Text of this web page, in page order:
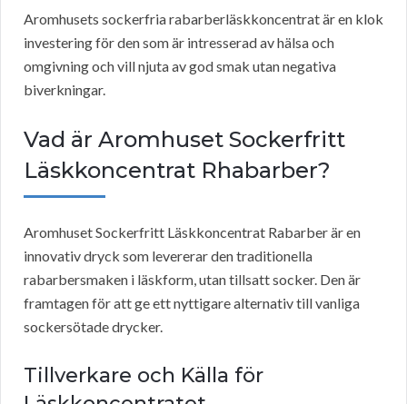
Aromhusets sockerfria rabarberläskkoncentrat är en klok
investering för den som är intresserad av hälsa och
omgivning och vill njuta av god smak utan negativa
biverkningar.
Vad är Aromhuset Sockerfritt
Läskkoncentrat Rhabarber?
Aromhuset Sockerfritt Läskkoncentrat Rabarber är en
innovativ dryck som levererar den traditionella
rabarbersmaken i läskform, utan tillsatt socker. Den är
framtagen för att ge ett nyttigare alternativ till vanliga
sockersötade drycker.
Tillverkare och Källa för